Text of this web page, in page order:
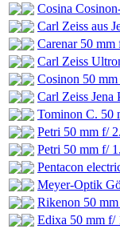
Cosina
Carl Zeiss aus
Carenar 50 mm
Carl Zeiss
Cosinon 50
Carl Zeiss Jena
Tominon C. 50
Petri 50 mm f/
Petri 50 mm f/
Pentacon
Meyer-Optik
Rikenon 50
Edixa 50 mm f/